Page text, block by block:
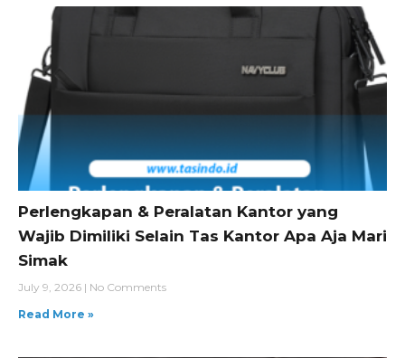
Perlengkapan & Peralatan Kantor yang
Wajib Dimiliki Selain Tas Kantor Apa Aja Mari
Simak
July 9, 2026
No Comments
Read More »